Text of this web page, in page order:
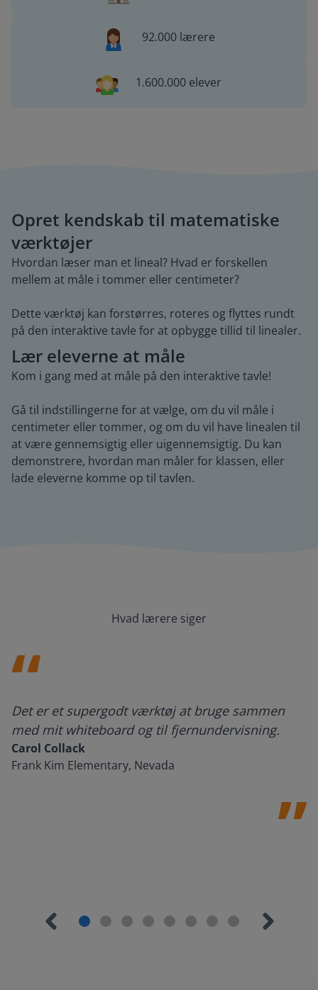
92.000 lærere
1.600.000 elever
Opret kendskab til matematiske
værktøjer
Hvordan læser man et lineal? Hvad er forskellen
mellem at måle i tommer eller centimeter?
Dette værktøj kan forstørres, roteres og flyttes rundt
på den interaktive tavle for at opbygge tillid til linealer.
Lær eleverne at måle
Kom i gang med at måle på den interaktive tavle!
Gå til indstillingerne for at vælge, om du vil måle i
centimeter eller tommer, og om du vil have linealen til
at være gennemsigtig eller uigennemsigtig. Du kan
demonstrere, hvordan man måler for klassen, eller
lade eleverne komme op til tavlen.
Hvad lærere siger
Det er et supergodt værktøj at bruge sammen
med mit whiteboard og til fjernundervisning.
Carol Collack
Frank Kim Elementary, Nevada